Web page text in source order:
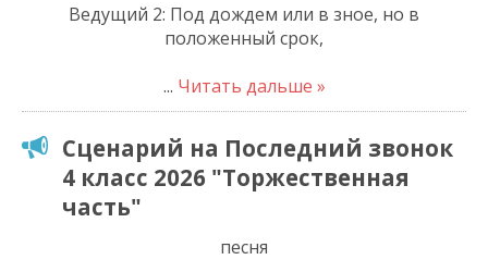
Ведущий 2: Под дождем или в зное, но в
положенный срок,
... Читать дальше »
Сценарий на Последний звонок
4 класс 2026 "Торжественная
часть"
песня